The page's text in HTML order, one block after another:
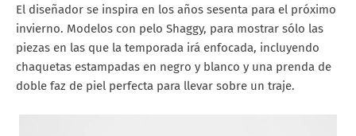
El diseñador se inspira en los años sesenta para el próximo
invierno. Modelos con pelo Shaggy, para mostrar sólo las
piezas en las que la temporada irá enfocada, incluyendo
chaquetas estampadas en negro y blanco y una prenda de
doble faz de piel perfecta para llevar sobre un traje.